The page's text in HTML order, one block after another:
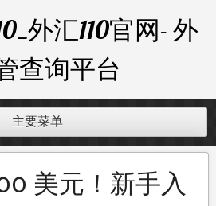
外汇110官网- 外
查询平台
主要菜单
美元！新手入